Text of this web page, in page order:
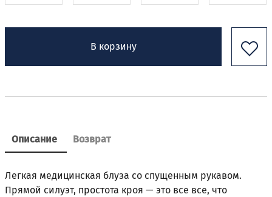
В корзину
Описание Возврат
Легкая медицинская блуза со спущенным рукавом.
Прямой силуэт, простота кроя — это все все, что